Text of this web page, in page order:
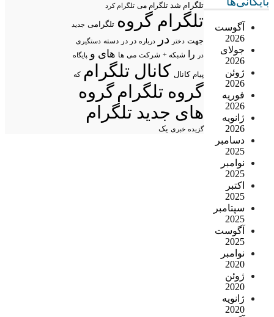
آگوست
2026
جولای
2026
ژوئن
2026
فوریه
2026
ژانویه
2026
دسامبر
2025
نوامبر
2025
اکتبر
2025
سپتامبر
2025
آگوست
2025
نوامبر
2020
ژوئن
2020
ژانویه
2020
تلگرام شد تلگرام می تلگرام کرد
تلگرام گروه تلگرامی جدید
جهت دختر در درباره در در دسته دستگیری
در
را شبکه + شرکت می ها های و پایگاه
پیام کانال کانال تلگرام که
گروه تلگرامگروه
های جدید تلگرام
گزیده خبری یک